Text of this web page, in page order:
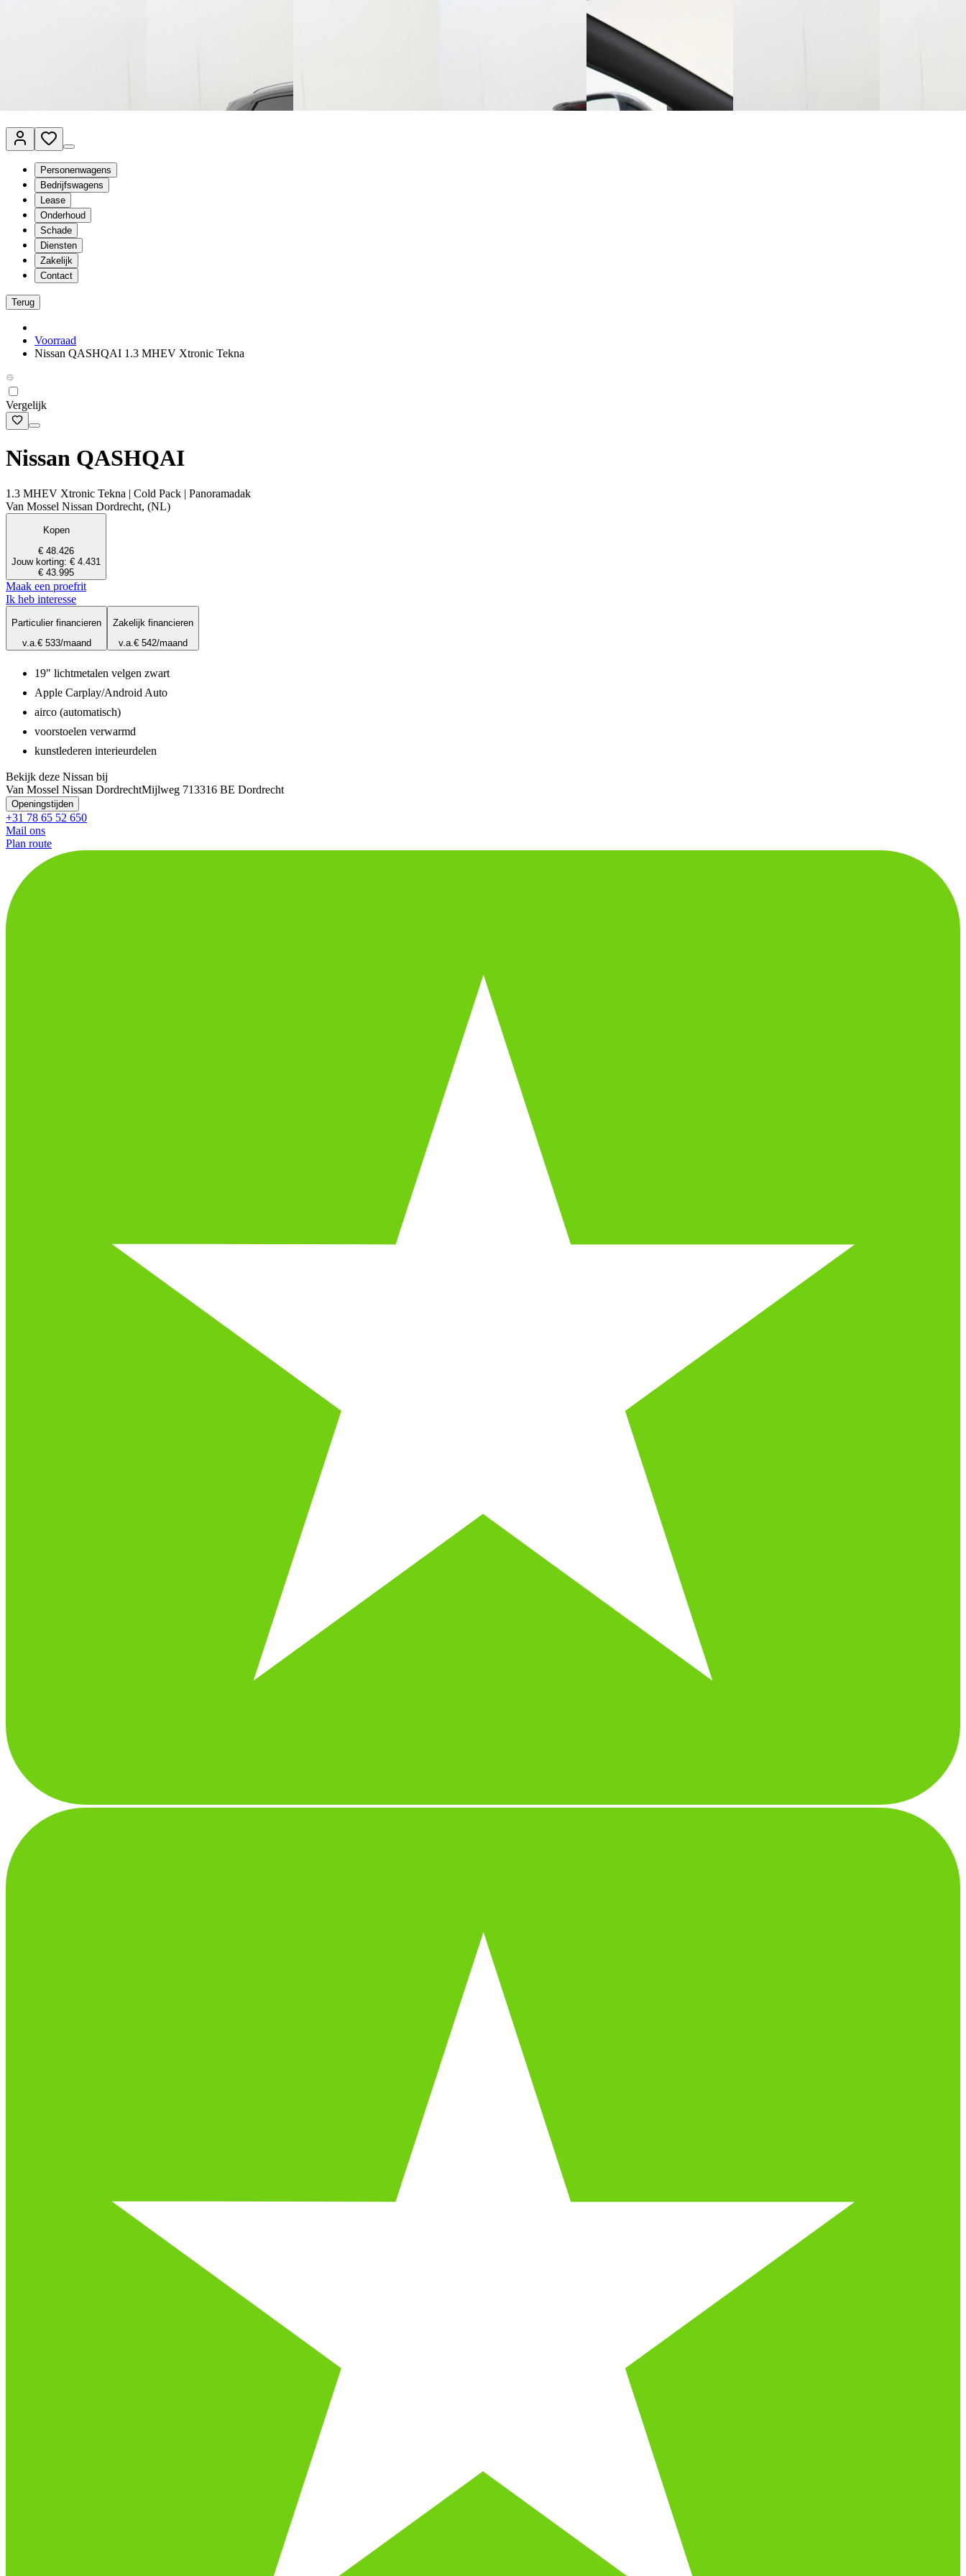
Personenwagens
Bedrijfswagens
Lease
Onderhoud
Schade
Diensten
Zakelijk
Contact
Terug
Voorraad
Nissan QASHQAI 1.3 MHEV Xtronic Tekna
Vergelijk
Nissan QASHQAI
1.3 MHEV Xtronic Tekna | Cold Pack | Panoramadak
Van Mossel Nissan Dordrecht, (NL)
Kopen
€ 48.426
Jouw korting: € 4.431
€ 43.995
Maak een proefrit
Ik heb interesse
Particulier financieren
v.a.€ 533/maand
Zakelijk financieren
v.a.€ 542/maand
19" lichtmetalen velgen zwart
Apple Carplay/Android Auto
airco (automatisch)
voorstoelen verwarmd
kunstlederen interieurdelen
Bekijk deze Nissan bij
Van Mossel Nissan DordrechtMijlweg 713316 BE Dordrecht
Openingstijden
+31 78 65 52 650
Mail ons
Plan route